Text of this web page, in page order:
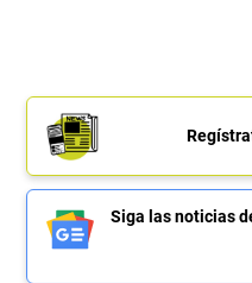
Siga las noticias